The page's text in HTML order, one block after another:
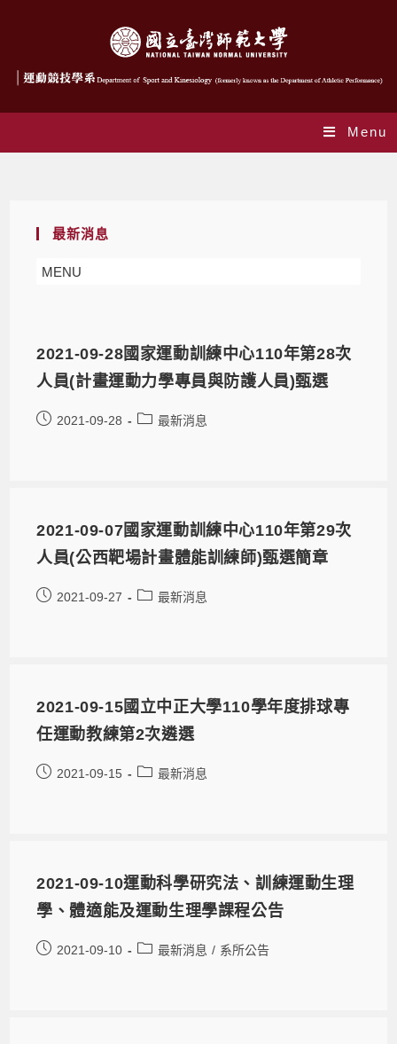
Menu
最新消息
MENU
2021-09-28國家運動訓練中心110年第28次
人員(計畫運動力學專員與防護人員)甄選
2021-09-28 最新消息
2021-09-07國家運動訓練中心110年第29次
人員(公西靶場計畫體能訓練師)甄選簡章
2021-09-27 最新消息
2021-09-15國立中正大學110學年度排球專
任運動教練第2次遴選
2021-09-15 最新消息
2021-09-10運動科學研究法、訓練運動生理
學、體適能及運動生理學課程公告
2021-09-10 最新消息 / 系所公告